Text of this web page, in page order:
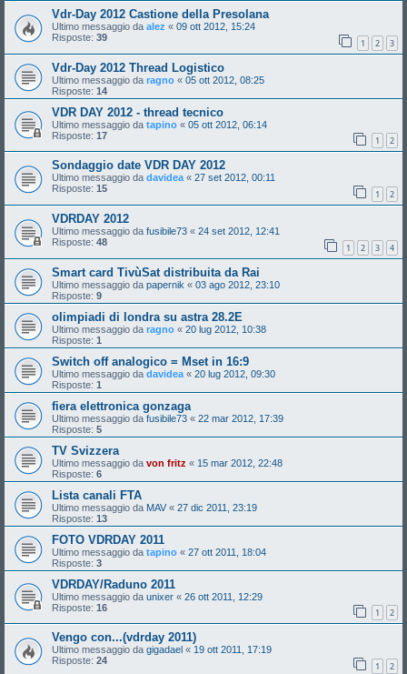
Vdr-Day 2012 Castione della Presolana
Ultimo messaggio da alez « 09 ott 2012, 15:24
Risposte: 39 1 2 3
Vdr-Day 2012 Thread Logistico
Ultimo messaggio da ragno « 05 ott 2012, 08:25
Risposte: 14
VDR DAY 2012 - thread tecnico
Ultimo messaggio da tapino « 05 ott 2012, 06:14
Risposte: 17 1 2
Sondaggio date VDR DAY 2012
Ultimo messaggio da davidea« 27 set 2012, 00:11
Risposte: 15 1 2
VDRDAY 2012
Ultimo messaggio da fusibile73 « 24 set 2012, 12:41
Risposte: 48 1 2 3 4
Smart card TivùSat distribuita da Rai
Ultimo messaggio da papernik « 03 ago 2012, 23:10
Risposte: 9
olimpiadi di londra su astra 28.2E
Ultimo messaggio da ragno « 20 lug 2012, 10:38
Risposte: 1
Switch off analogico = Mset in 16:9
Ultimo messaggio da davidea « 20 lug 2012, 09:30
Risposte: 1
fiera elettronica gonzaga
Ultimo messaggio da fusibile73 « 22 mar 2012, 17:39
Risposte: 5
TV Svizzera
Ultimo messaggio da von fritz « 15 mar 2012, 22:48
Risposte: 6
Lista canali FTA
Ultimo messaggio da MAV « 27 dic 2011, 23:19
Risposte: 13
FOTO VDRDAY 2011
Ultimo messaggio da tapino « 27 ott 2011, 18:04
Risposte: 3
VDRDAY/Raduno 2011
Ultimo messaggio da unixer « 26 ott 2011, 12:29
Risposte: 16 1 2
Vengo con...(vdrday 2011)
Ultimo messaggio da gigadael « 19 ott 2011, 17:19
Risposte: 24 1 2